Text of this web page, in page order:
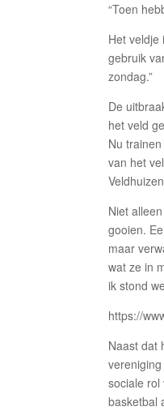
“Toen
Het veldje
gebruik
zondag.”
De
het veld
Nu
van het
Niet
gooien.
maar
wat ze in
ik stond
https://
Naast dat
sociale rol
basketbal